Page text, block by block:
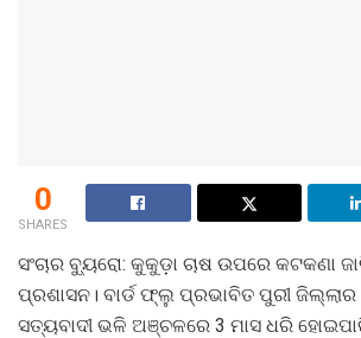
0
SHARES
ସଂଚାର ବ୍ୟୁରୋ: କୁକୁଡ଼ା ଚାଷ ଉପରେ କଟକଣା
ପ୍ରଶାସନ। ବାର୍ଡ ଫ୍ଲୁ ପ୍ରଭାବିତ ପୁରୀ
ସତ୍ୟବାଦୀ ଭଳି ଅଞ୍ଚଳରେ 3 ମାସ ଧରି